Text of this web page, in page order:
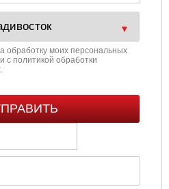
обработку моих персональных
с политикой обработки